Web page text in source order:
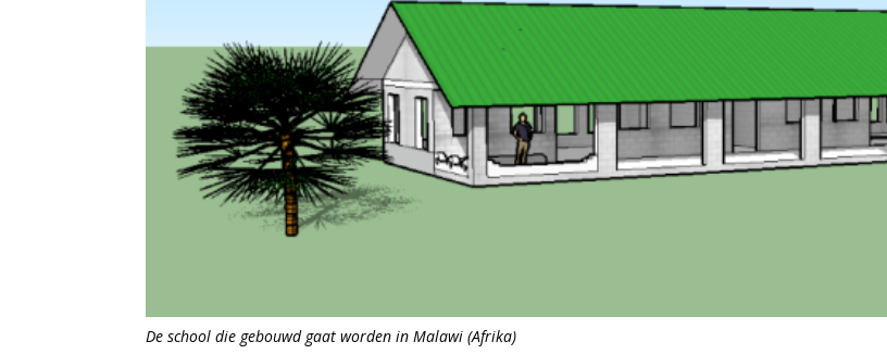
De school die gebouwd gaat worden in Malawi (Afrika)